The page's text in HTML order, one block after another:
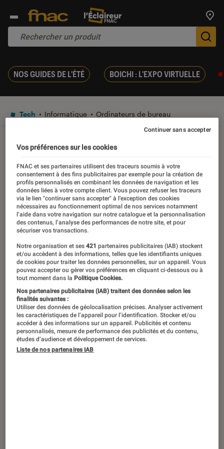
NOS GUIDES DE L'ÉTÉ BOICHI : L'EXPO VIRTUELLE
Tech Informatique Ordinateurs de bureau
TEST
Test Labo de l’Apple iMac
21,5″ (2,3 – 8 – 1To)
19 septembre 2017
Partager
Pour aller plus loin
Vos préférences sur les cookies
FNAC et ses partenaires utilisent des traceurs soumis à votre
consentement à des fins publicitaires par exemple pour la création de
profils personnalisés en combinant les données de navigation et les
données liées à votre compte client. Vous pouvez refuser les traceurs
via le lien "continuer sans accepter" à l’exception des cookies
nécessaires au fonctionnement optimal de nos services notamment
l’aide dans votre navigation sur notre catalogue et la personnalisation
des contenus, l’analyse des performances de notre site, et pour
sécuriser vos transactions.
Notre organisation et ses421 partenaires publicitaires (IAB) stockent
et/ou accèdent à des informations, telles que les identifiants uniques
de cookies pour traiter les données personnelles, sur un appareil. Vous
pouvez accepter ou gérer vos préférences en cliquant ci-dessous ou à
tout moment dans la Politique Cookies.
Nos partenaires publicitaires (IAB) traitent des données selon les
finalités suivantes :
Utiliser des données de géolocalisation précises. Analyser activement
les caractéristiques de l’appareil pour l’identification. Stocker et/ou
accéder à des informations sur un appareil. Publicités et contenu
personnalisés, mesure de performance des publicités et du contenu,
études d’audience et développement de services.
Liste de nos partenaires IAB
Continuer sans accepter